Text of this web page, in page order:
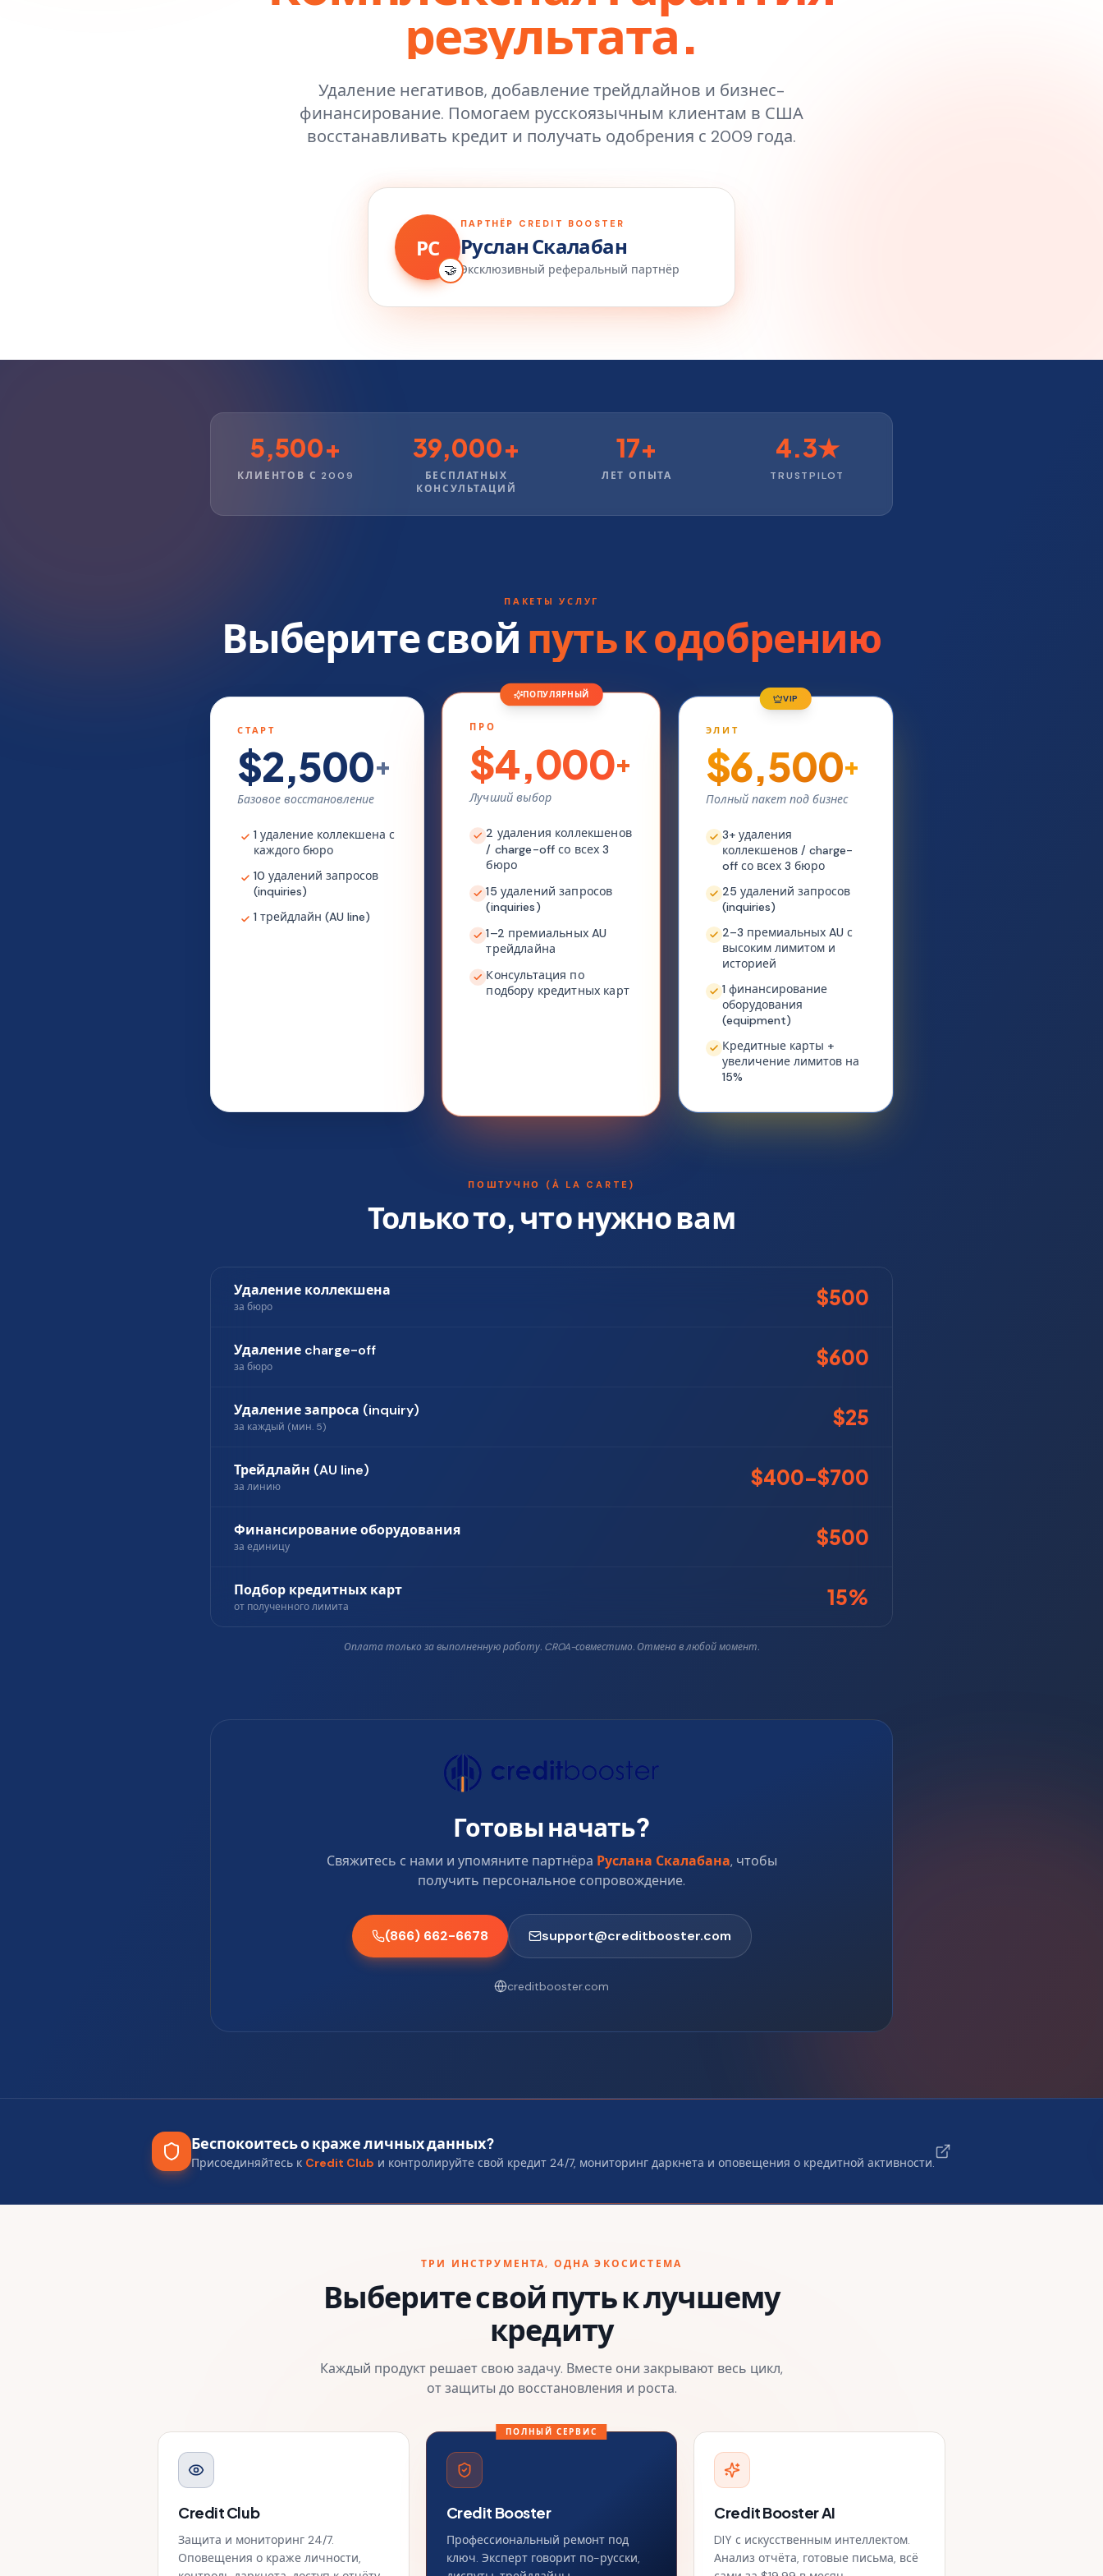
результата.
Удаление негативов, добавление трейдлайнов и бизнес-
финансирование. Помогаем русскоязычным клиентам в США
восстанавливать кредит и получать одобрения с 2009 года.
РС
🤝
ПАРТНЁР CREDIT BOOSTER
Руслан Скалабан
Эксклюзивный реферальный партнёр
5,500+
КЛИЕНТОВ С 2009
39,000+
БЕСПЛАТНЫХ
КОНСУЛЬТАЦИЙ
17+
ЛЕТ ОПЫТА
4.3★
TRUSTPILOT
ПАКЕТЫ УСЛУГ
Выберите свой путь к одобрению
СТАРТ
$2,500+
Базовое восстановление
1 удаление коллекшена с
каждого бюро
10 удалений запросов
(inquiries)
1 трейдлайн (AU line)
ПОПУЛЯРНЫЙ
ПРО
$4,000+
Лучший выбор
2 удаления коллекшенов
/ charge-off со всех 3
бюро
15 удалений запросов
(inquiries)
1–2 премиальных AU
трейдлайна
Консультация по
подбору кредитных карт
VIP
ЭЛИТ
$6,500+
Полный пакет под бизнес
3+ удаления
коллекшенов / charge-
off со всех 3 бюро
25 удалений запросов
(inquiries)
2–3 премиальных AU с
высоким лимитом и
историей
1 финансирование
оборудования
(equipment)
Кредитные карты +
увеличение лимитов на
15%
ПОШТУЧНО (À LA CARTE)
Только то, что нужно вам
Удаление коллекшена
за бюро $500
Удаление charge-off
за бюро $600
Удаление запроса (inquiry)
за каждый (мин. 5) $25
Трейдлайн (AU line)
за линию $400–$700
Финансирование оборудования
за единицу $500
Подбор кредитных карт
от полученного лимита 15%
Оплата только за выполненную работу. CROA-совместимо. Отмена в любой момент.
Готовы начать?
Свяжитесь с нами и упомяните партнёра Руслана Скалабана, чтобы
получить персональное сопровождение.
(866) 662-6678 support@creditbooster.com
creditbooster.com
Беспокоитесь о краже личных данных?
Присоединяйтесь к Credit Club и контролируйте свой кредит 24/7, мониторинг даркнета и оповещения о кредитной активности.
ТРИ ИНСТРУМЕНТА, ОДНА ЭКОСИСТЕМА
Выберите свой путь к лучшему
кредиту
Каждый продукт решает свою задачу. Вместе они закрывают весь цикл,
от защиты до восстановления и роста.
Credit Club
Защита и мониторинг 24/7.
Оповещения о краже личности,
ПОЛНЫЙ СЕРВИС
Credit Booster
Профессиональный ремонт под
ключ. Эксперт говорит по-русски,
Credit Booster AI
DIY с искусственным интеллектом.
Анализ отчёта, готовые письма, всё